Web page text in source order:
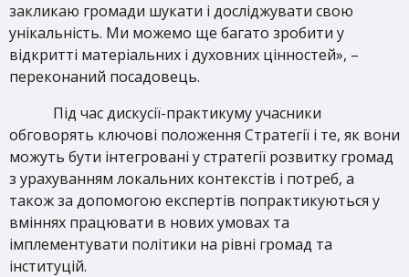
закликаю громади шукати і досліджувати свою
унікальність. Ми можемо ще багато зробити у
відкритті матеріальних і духовних цінностей», –
переконаний посадовець.
Під час дискусії-практикуму учасники
обговорять ключові положення Стратегії і те, як вони
можуть бути інтегровані у стратегії розвитку громад
з урахуванням локальних контекстів і потреб, а
також за допомогою експертів попрактикуються у
вміннях працювати в нових умовах та
імплементувати політики на рівні громад та
інституцій.